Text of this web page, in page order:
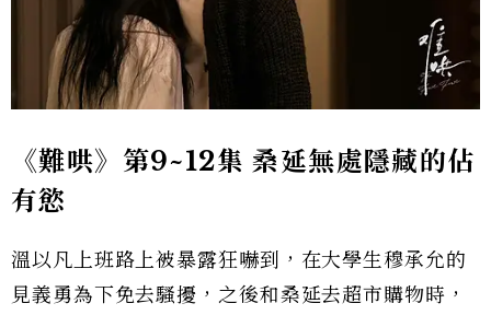
《難哄》第9~12集 桑延無處隱藏的佔
有慾
溫以凡上班路上被暴露狂嚇到，在大學生穆承允的
見義勇為下免去騷擾，之後和桑延去超市購物時，